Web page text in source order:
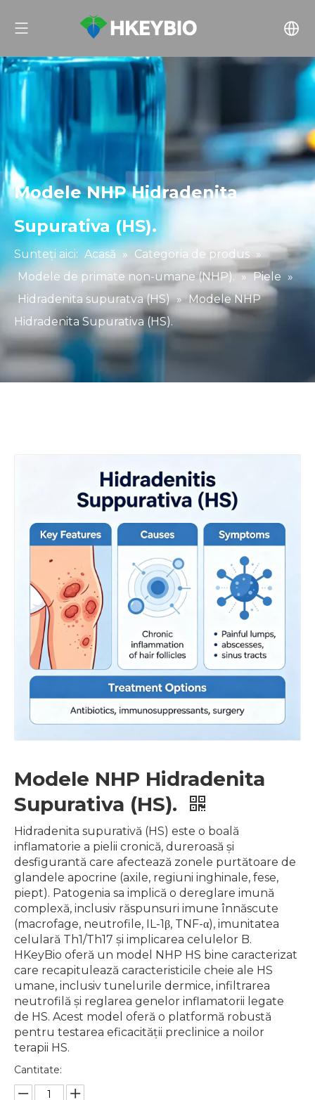
Modele NHP Hidradenita
Supurativa (HS).
Sunteți aici: Acasă » Categoria de produs »
Modele de primate non-umane (NHP). » Piele »
Hidradenita supuratva (HS) » Modele NHP
Hidradenita Supurativa (HS).
Modele NHP Hidradenita
Supurativa (HS).
Hidradenita supurativă (HS) este o boală
inflamatorie a pielii cronică, dureroasă și
desfigurantă care afectează zonele purtătoare de
glandele apocrine (axile, regiuni inghinale, fese,
piept). Patogenia sa implică o dereglare imună
complexă, inclusiv răspunsuri imune înnăscute
(macrofage, neutrofile, IL-1β, TNF-α), imunitatea
celulară Th1/Th17 și implicarea celulelor B.
HKeyBio oferă un model NHP HS bine caracterizat
care recapitulează caracteristicile cheie ale HS
umane, inclusiv tunelurile dermice, infiltrarea
neutrofilă și reglarea genelor inflamatorii legate
de HS. Acest model oferă o platformă robustă
pentru testarea eficacității preclinice a noilor
terapii HS.
Cantitate: